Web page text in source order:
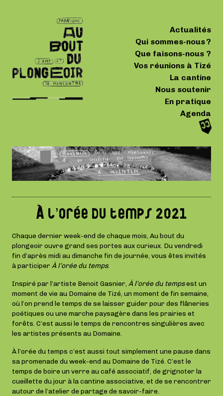
Actualités
Qui sommes-nous ?
Que faisons-nous ?
Vos réunions à Tizé
La cantine
Nous soutenir
En pratique
Agenda
À l’orée du temps 2021
Chaque dernier week-end de chaque mois, Au bout du
plongeoir ouvre grand ses portes aux curieux. Du vendredi
fin d’après midi au dimanche fin de journée, vous êtes invités
à participer À l’orée du temps.
Inspiré par l’artiste Benoit Gasnier, À l’orée du tempsest un
moment de vie au Domaine de Tizé, un moment de fin semaine,
où l’on prend le temps de se laisser guider pour des flâneries
poétiques ou une marche paysagère dans les prairies et
forêts. C’est aussi le temps de rencontres singulières avec
les artistes présents au Domaine.
À l’orée du temps c’est aussi tout simplement une pause dans
sa promenade du week-end au Domaine de Tizé. C’est le
temps de boire un verre au café associatif, de grignoter la
cueillette du jour à la cantine associative, et de se rencontrer
autour de l’atelier de partage de savoir-faire.